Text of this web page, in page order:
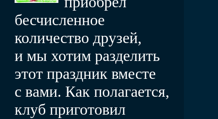
бесчисленное
количество друзей,
и мы хотим разделить
этот праздник вместе
с вами. Как полагается,
клуб приготовил